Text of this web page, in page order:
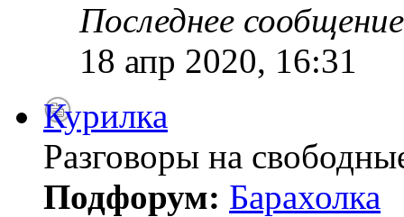
Последнее сообщение
18 апр 2020, 16:31
Курилка
Разговоры на
Подфорум: Барахолка